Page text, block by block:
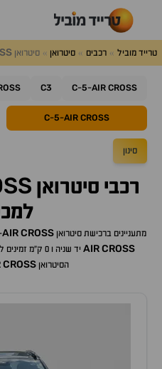
טרייד מוביל רכבים סיטרואן סיטרואן
C-5-AIR CROSS
C3
C-5-AIR CROSS
סינון
רכבי סיטרואן
מתעניינים ברכישת סיטרואן AIRCROSS
AIR CROSS
יד שניה ו 0
הסיטרואןCROSS